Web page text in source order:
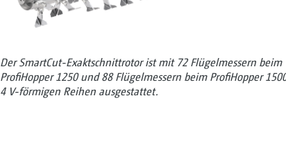
Der SmartCut-Exaktschnittrotor ist mit 72 Flügelmessern beim
ProfiHopper 1250 und 88 Flügelmessern beim ProfiHopper
4 V-förmigen Reihen ausgestattet.